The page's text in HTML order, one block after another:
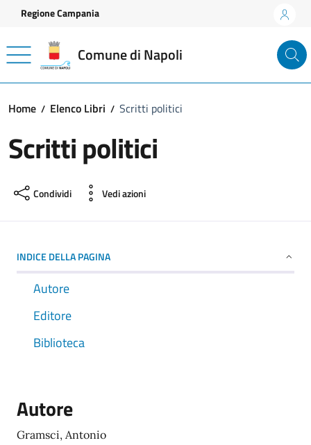
Vai ai contenuti
Vai al footer
Regione Campania
Comune di Napoli
Home Elenco Libri Scritti politici
Scritti politici
Condividi Vedi azioni
INDICE DELLA PAGINA
Autore
Editore
Biblioteca
Autore
Gramsci, Antonio